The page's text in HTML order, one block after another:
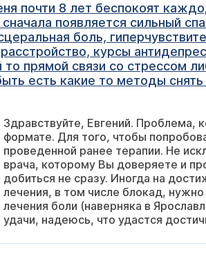
почти 8 лет беспокоят
появляется сильный
боль,
курсы
то прямой связи со стрессом
есть какие то методы
Здравствуйте, Евгений. Проблема,
формате. Для того, чтобы
проведенной ранее терапии. Не
врача, которому Вы доверяете и
добиться не сразу. Иногда на
лечения, в том числе блокад, нужно
лечения боли (наверняка в
удачи, надеюсь, что удастся